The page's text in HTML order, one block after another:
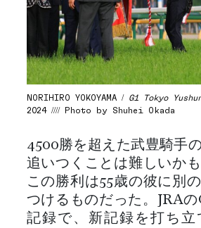
NORIHIRO YOKOYAMA / G1 Tokyo
2024 //// Photo by Shuhei Okada
4500勝を超えた武豊騎手
追いつくことは難しいかも
この勝利は55歳の彼に別
つけるものだった。JRAの
記録で、新記録を打ち立